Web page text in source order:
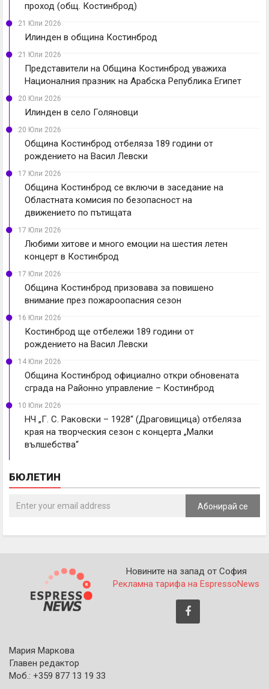
проход (общ. Костинброд)
21 Юли 2026
Илинден в община Костинброд
21 Юли 2026
Представители на Община Костинброд уважиха
Националния празник на Арабска Република Египет
20 Юли 2026
Илинден в село Голяновци
20 Юли 2026
Община Костинброд отбеляза 189 години от
рождението на Васил Левски
17 Юли 2026
Община Костинброд се включи в заседание на
Областната комисия по безопасност на
движението по пътищата
17 Юли 2026
Любими хитове и много емоции на шестия летен
концерт в Костинброд
17 Юли 2026
Община Костинброд призовава за повишено
внимание през пожароопасния сезон
16 Юли 2026
Костинброд ще отбележи 189 години от
рождението на Васил Левски
14 Юли 2026
Община Костинброд официално откри обновената
сграда на Районно управление – Костинброд
10 Юли 2026
НЧ „Г. С. Раковски – 1928“ (Драговищица) отбеляза
края на творческия сезон с концерта „Малки
вълшебства“
БЮЛЕТИН
Абонирай се
Новините на запад от София
Рекламна тарифа на EspressoNews
Мария Маркова
Главен редактор
Моб.: +359 877 13 19 33